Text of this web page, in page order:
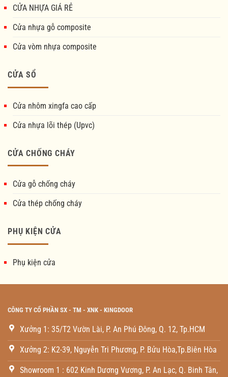
CỬA NHỰA GIÁ RẺ
Cửa nhựa gỗ composite
Cửa vòm nhựa composite
CỬA SỔ
Cửa nhôm xingfa cao cấp
Cửa nhựa lõi thép (Upvc)
CỬA CHỐNG CHÁY
Cửa gỗ chống cháy
Cửa thép chống cháy
PHỤ KIỆN CỬA
Phụ kiện cửa
CÔNG TY CỔ PHẦN SX - TM - XNK - KINGDOOR
Xưởng 1: 35/T2 Vườn Lài, P. An Phú Đông, Q. 12, Tp.HCM
Xưởng 2: K2-39, Nguyễn Tri Phương, P. Bửu Hòa,Tp.Biên Hòa
Showroom 1 : 602 Kinh Dương Vương, P. An Lạc, Q. Binh Tân,